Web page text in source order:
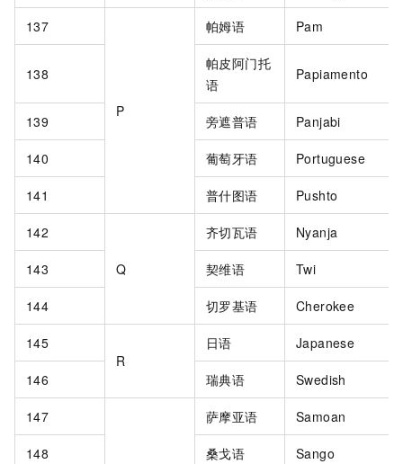
137
P
帕姆语 Pam
138
帕皮阿门托
语
Papiamento
139 旁遮普语 Panjabi
140 葡萄牙语 Portuguese
141 普什图语 Pushto
142
Q
齐切瓦语 Nyanja
143 契维语 Twi
144 切罗基语 Cherokee
145
R
日语 Japanese
146 瑞典语 Swedish
147 萨摩亚语 Samoan
148 桑戈语 Sango